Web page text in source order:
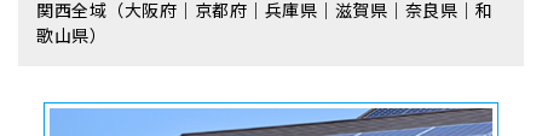
関西全域（大阪府｜京都府｜兵庫県｜滋賀県｜奈良県｜和
歌山県）